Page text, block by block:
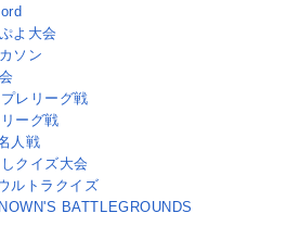
よ大会
ソン
レリーグ戦
ーグ戦
人戦
クイズ大会
ルトラクイズ
BATTLEGROUNDS